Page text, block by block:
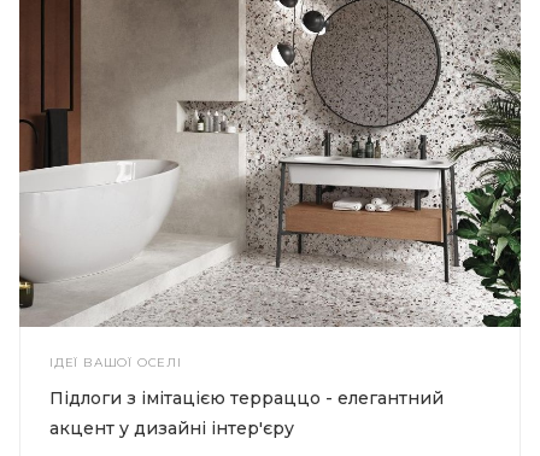
ІДЕЇ ВАШОЇ ОСЕЛІ
Підлоги з імітацією терраццо - елегантний
акцент у дизайні інтер'єру